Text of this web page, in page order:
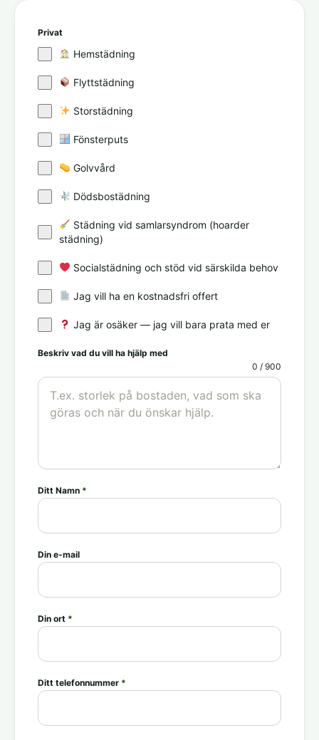
Privat
Hemstädning
Flyttstädning
Storstädning
Fönsterputs
Golvvård
Dödsbostädning
Städning vid samlarsyndrom (hoarder
städning)
Socialstädning och stöd vid särskilda behov
Jag vill ha en kostnadsfri offert
Jag är osäker — jag vill bara prata med er
Beskriv vad du vill ha hjälp med
0 / 900
Ditt Namn *
Din e-mail
Din ort *
Ditt telefonnummer *